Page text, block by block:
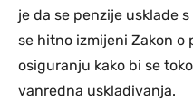
je da se penzije usklade
se hitno izmijeni Zakon o
osiguranju kako bi se
vanredna usklađivanja.